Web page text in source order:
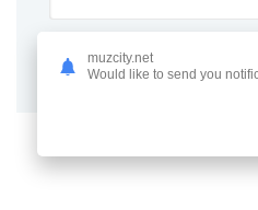
ОТПРАВИТЬ
muzcity.net
Would like to send you